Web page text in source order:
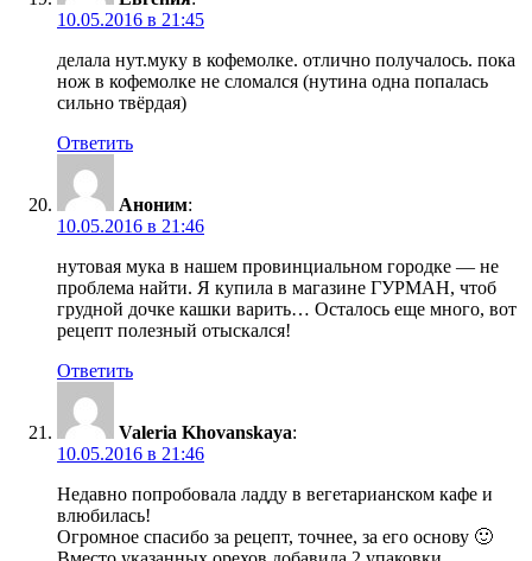
10.05.2016 в 21:45
делала нут.муку в кофемолке. отлично получалось. пока
нож в кофемолке не сломался (нутина одна попалась
сильно твёрдая)
Ответить
Аноним:
10.05.2016 в 21:46
нутовая мука в нашем провинциальном городке — не
проблема найти. Я купила в магазине ГУРМАН, чтоб
грудной дочке кашки варить… Осталось еще много, вот
рецепт полезный отыскался!
Ответить
Valeria Khovanskaya:
10.05.2016 в 21:46
Недавно попробовала ладду в вегетарианском кафе и
влюбилась!
Огромное спасибо за рецепт, точнее, за его основу 🙂